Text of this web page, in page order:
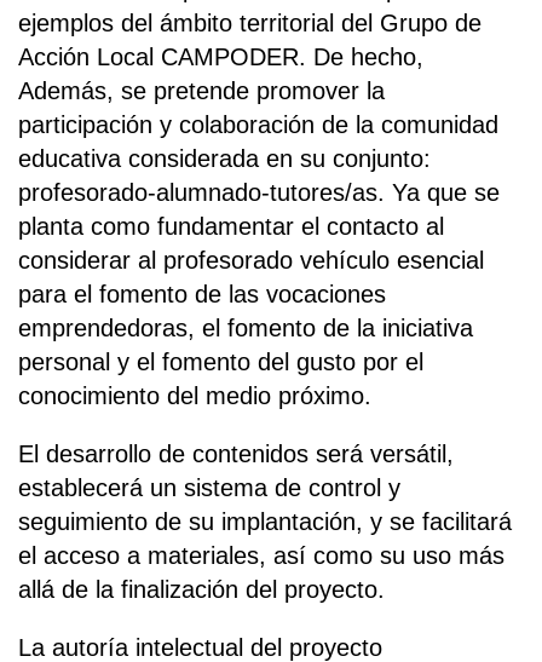
ejemplos del ámbito territorial del Grupo de
Acción Local CAMPODER. De hecho,
Además, se pretende promover la
participación y colaboración de la comunidad
educativa considerada en su conjunto:
profesorado-alumnado-tutores/as. Ya que se
planta como fundamentar el contacto al
considerar al profesorado vehículo esencial
para el fomento de las vocaciones
emprendedoras, el fomento de la iniciativa
personal y el fomento del gusto por el
conocimiento del medio próximo.
El desarrollo de contenidos será versátil,
establecerá un sistema de control y
seguimiento de su implantación, y se facilitará
el acceso a materiales, así como su uso más
allá de la finalización del proyecto.
La autoría intelectual del proyecto